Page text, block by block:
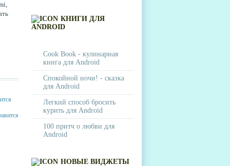
КНИГИ ДЛЯ
ANDROID
Cook Book - кулинарная
книга для Android
Спокойной ночи! - сказка
для Android
Легкий способ бросить
курить для Android
100 притч о любви для
Android
НОВЫЕ ВИДЖЕТЫ